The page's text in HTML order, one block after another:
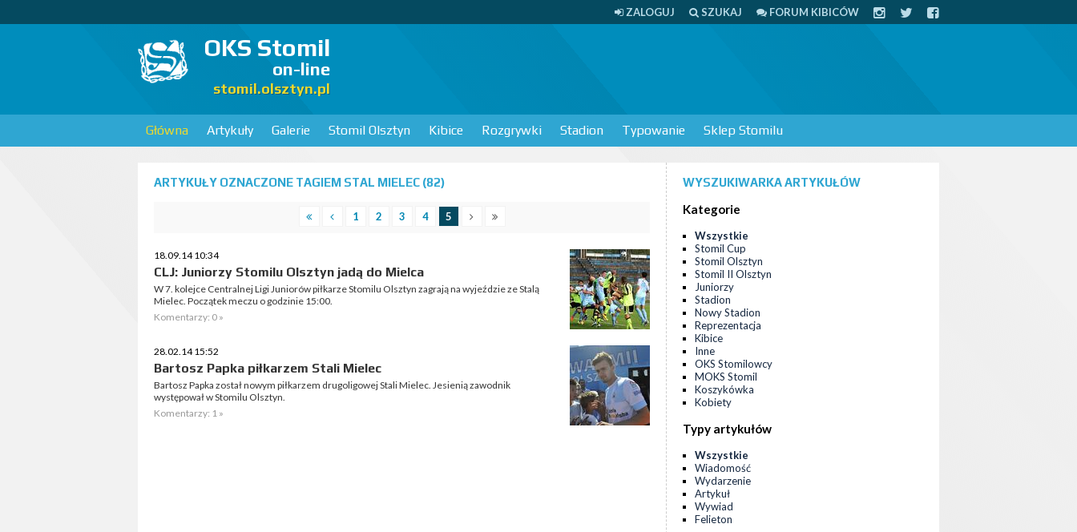
ZALOGUJ SZUKAJ FORUM KIBICÓW
OKS Stomil
on-line
stomil.olsztyn.pl
Główna Artykuły Galerie Stomil Olsztyn Kibice Rozgrywki Stadion Typowanie Sklep Stomilu
ARTYKUŁY OZNACZONE TAGIEM STAL MIELEC (82)
1 2 3 4 5
18.09.14 10:34
CLJ: Juniorzy Stomilu Olsztyn jadą do Mielca
W 7. kolejce Centralnej Ligi Juniorów piłkarze Stomilu Olsztyn zagrają na wyjeździe ze Stalą
Mielec. Początek meczu o godzinie 15:00.
Komentarzy: 0 »
28.02.14 15:52
Bartosz Papka piłkarzem Stali Mielec
Bartosz Papka został nowym piłkarzem drugoligowej Stali Mielec. Jesienią zawodnik
występował w Stomilu Olsztyn.
Komentarzy: 1 »
WYSZUKIWARKA ARTYKUŁÓW
Kategorie
Wszystkie
Stomil Cup
Stomil Olsztyn
Stomil II Olsztyn
Juniorzy
Stadion
Nowy Stadion
Reprezentacja
Kibice
Inne
OKS Stomilowcy
MOKS Stomil
Koszykówka
Kobiety
Typy artykułów
Wszystkie
Wiadomość
Wydarzenie
Artykuł
Wywiad
Felieton